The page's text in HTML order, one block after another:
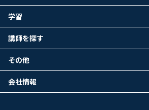
学習
講師を探す
その他
会社情報